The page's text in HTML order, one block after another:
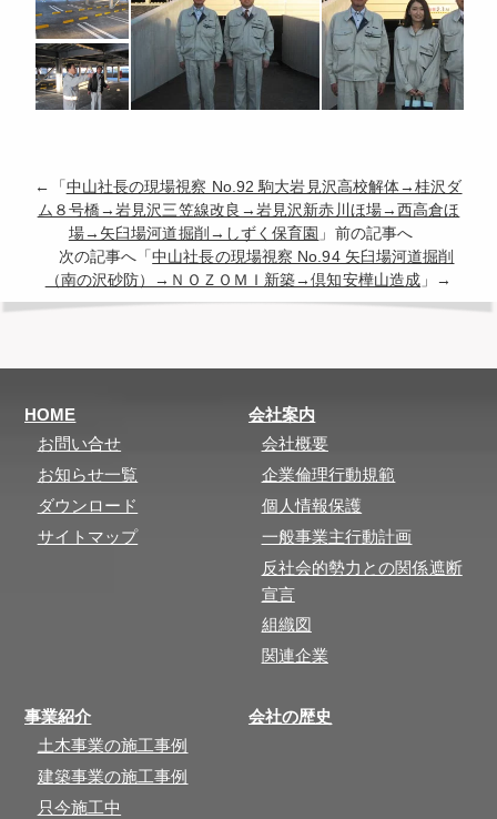
←「 中山社長の現場視察 No.92 駒大岩見沢高校解体→桂沢ダ
ム８号橋→岩見沢三笠線改良→岩見沢新赤川ほ場→西高倉ほ
場→矢臼場河道掘削→しずく保育園 」前の記事へ
次の記事へ「中山社長の現場視察 No.94 矢臼場河道掘削
（南の沢砂防）→ＮＯＺＯＭＩ新築→倶知安樺山造成 」→
HOME
お問い合せ
お知らせ一覧
ダウンロード
サイトマップ
会社案内
会社概要
企業倫理行動規範
個人情報保護
一般事業主行動計画
反社会的勢力との関係遮断
宣言
組織図
関連企業
事業紹介
土木事業の施工事例
建築事業の施工事例
只今施工中
会社の歴史